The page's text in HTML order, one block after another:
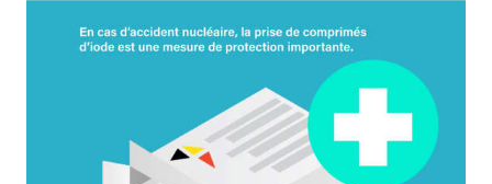
DE
RAPPEL
RESPECT
DE
L’ESPACE